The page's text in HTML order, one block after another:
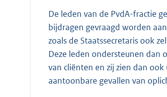
De leden van de PvdA-fractie
bijdragen gevraagd worden
zoals de Staatssecretaris ook
Deze leden ondersteunen dan
van cliënten en zij zien dan
aantoonbare gevallen van